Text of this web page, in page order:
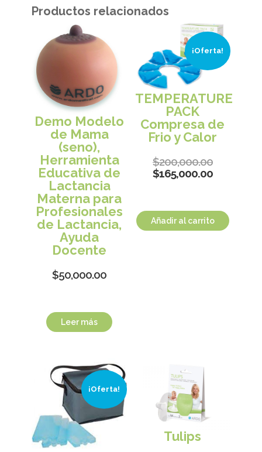
Productos relacionados
Demo Modelo
de Mama
(seno),
Herramienta
Educativa de
Lactancia
Materna para
Profesionales
de Lactancia,
Ayuda
Docente
$50,000.00
Leer más
¡Oferta!
TEMPERATURE
PACK
Compresa de
Frio y Calor
$200,000.00
$165,000.00
Añadir al carrito
¡Oferta!
Tulips